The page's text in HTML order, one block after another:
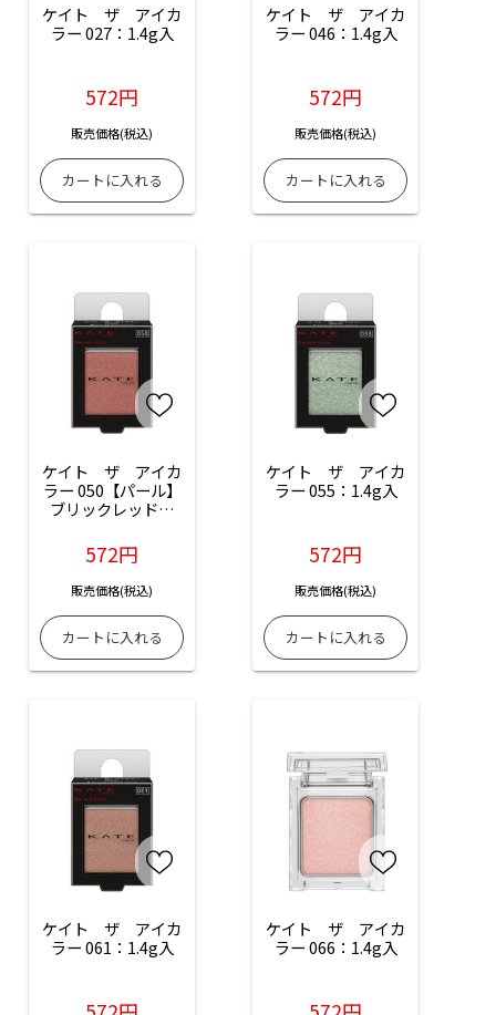
ケイト　ザ　アイカ
ラー 027：1.4g入
572円
販売価格(税込)
ケイト　ザ　アイカ
ラー 046：1.4g入
572円
販売価格(税込)
ケイト　ザ　アイカ
ラー 050【パール】
ブリックレッド：
572円
販売価格(税込)
ケイト　ザ　アイカ
ラー 055：1.4g入
572円
販売価格(税込)
ケイト　ザ　アイカ
ラー 061：1.4g入
ケイト　ザ　アイカ
ラー 066：1.4g入